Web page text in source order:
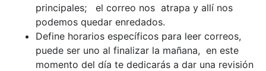
principales; el correo nos atrapa y allí nos
podemos quedar enredados.
Define horarios específicos para leer correos,
puede ser uno al finalizar la mañana, en este
momento del día te dedicarás a dar una revisión